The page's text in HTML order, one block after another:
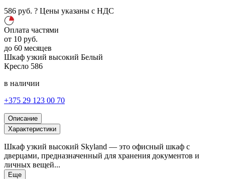
586 руб. ? Цены указаны с НДС
Оплата частями
от 10 руб.
до 60 месяцев
Шкаф узкий высокий Белый
Кресло 586
в наличии
+375 29 123 00 70
Описание
Характеристики
Шкаф узкий высокий Skyland — это офисный шкаф с
дверцами, предназначенный для хранения документов и
личных вещей...
Еще